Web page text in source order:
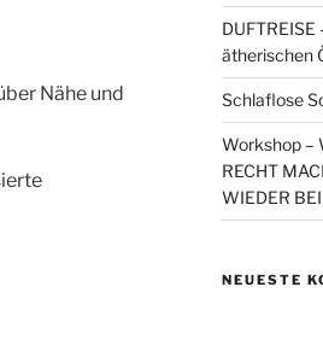
Nähe und
ätherischen
Schlaflose
Workshop –
RECHT
WIEDER
NEUESTE